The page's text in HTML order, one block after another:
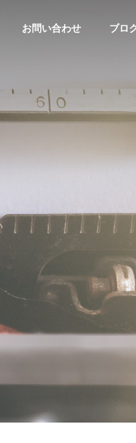
お問い合わせ ブロ